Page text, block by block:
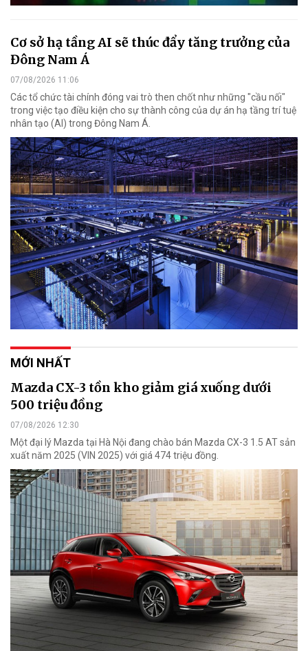
Cơ sở hạ tầng AI sẽ thúc đẩy tăng trưởng của
Đông Nam Á
07/08/2026 11:06
Các tổ chức tài chính đóng vai trò then chốt như những "cầu nối"
trong việc tạo điều kiện cho sự thành công của dự án hạ tầng trí tuệ
nhân tạo (AI) trong Đông Nam Á.
MỚI NHẤT
Mazda CX-3 tồn kho giảm giá xuống dưới
500 triệu đồng
07/08/2026 12:30
Một đại lý Mazda tại Hà Nội đang chào bán Mazda CX-3 1.5 AT sản
xuất năm 2025 (VIN 2025) với giá 474 triệu đồng.